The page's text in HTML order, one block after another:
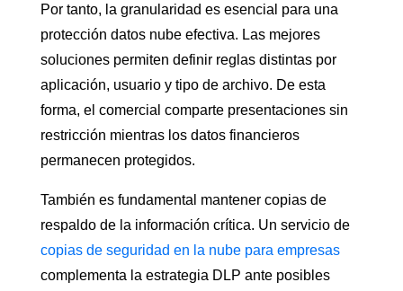
Por tanto, la granularidad es esencial para una
protección datos nube efectiva. Las mejores
soluciones permiten definir reglas distintas por
aplicación, usuario y tipo de archivo. De esta
forma, el comercial comparte presentaciones sin
restricción mientras los datos financieros
permanecen protegidos.
También es fundamental mantener copias de
respaldo de la información crítica. Un servicio de
copias de seguridad en la nube para empresas
complementa la estrategia DLP ante posibles